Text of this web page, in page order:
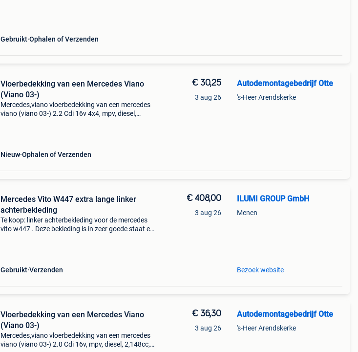
Gebruikt Ophalen of Verzenden
Vloerbedekking van een Mercedes Viano
(Viano 03-)
Mercedes,viano vloerbedekking van een mercedes
viano (viano 03-) 2.2 Cdi 16v 4x4, mpv, diesel,
Nieuw Ophalen of Verzenden
€ 30,25
3 aug 26
Autodemontagebedrijf Otte
's-Heer Arendskerke
Mercedes Vito W447 extra lange linker
achterbekleding
Te koop: linker achterbekleding voor de mercedes
vito w447 . Deze bekleding is in zeer goede staat en
Gebruikt Verzenden
€ 408,00
3 aug 26
ILUMI GROUP GmbH
Menen
Bezoek website
Vloerbedekking van een Mercedes Viano
(Viano 03-)
Mercedes,viano vloerbedekking van een mercedes
viano (viano 03-) 2.0 Cdi 16v, mpv, diesel, 2,148cc,
€ 36,30
3 aug 26
Autodemontagebedrijf Otte
's-Heer Arendskerke